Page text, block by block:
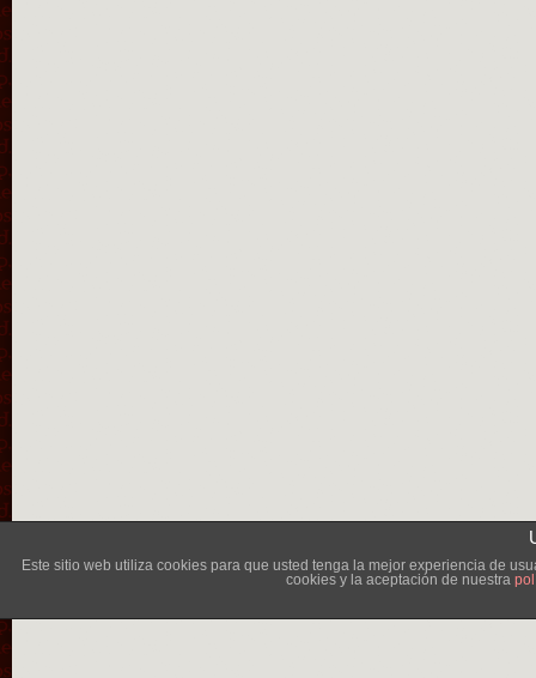
Este sitio web utiliza cookies para que usted tenga la mejor experiencia de
cookies y la aceptación de nuestra